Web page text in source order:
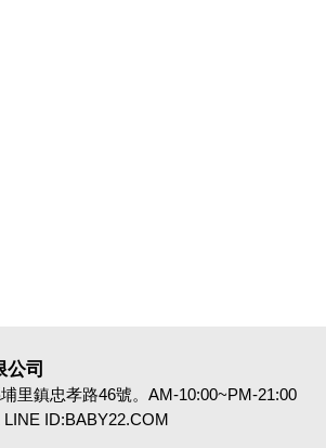
公司
里鎮忠孝路46號。AM-10:00~PM-21:00
ID:BABY22.COM